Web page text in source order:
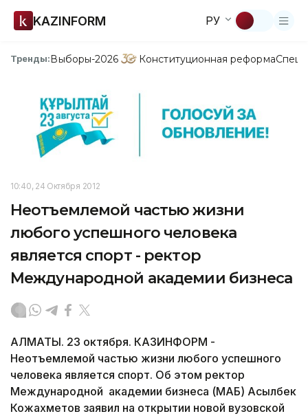
KAZINFORM РУ
Тренды:Выборы-2026 Конституционная реформа
10:40, 24 Октября 2012
Неотъемлемой частью жизни
любого успешного человека
является спорт - ректор
Международной академии бизнеса
АЛМАТЫ. 23 октября. КАЗИНФОРМ -
Неотъемлемой частью жизни любого успешного
человека является спорт. Об этом ректор
Международной академии бизнеса (МАБ) Асылбек
Кожахметов заявил на открытии новой вузовской